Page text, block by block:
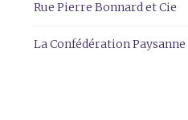
Rue Pierre Bonnard et Cie
La Confédération